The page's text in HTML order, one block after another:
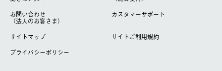
お問い合わせ
（法人のお客さま）
カスタマーサポート
サイトマップ
サイトご利用規約
プライバシーポリシー